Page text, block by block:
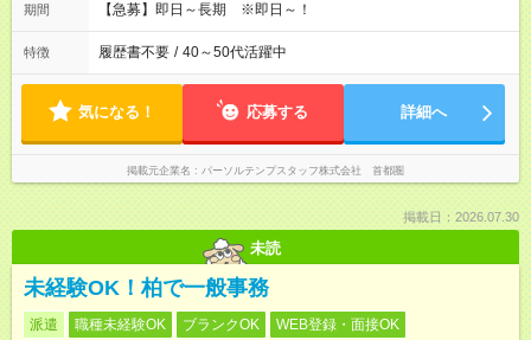
期間 【急募】即日～長期 ※即日～！
特徴 履歴書不要 / 40～50代活躍中
気になる！ 応募する 詳細へ
掲載元企業名 パーソルテンプスタッフ株式会社 首都圏
掲載日：2026.07.30
未読
未経験OK！柏で一般事務
派遣 職種未経験OK ブランクOK WEB登録・面接OK